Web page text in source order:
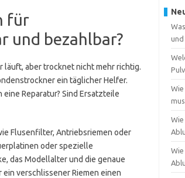
für
und bezahlbar?
läuft, aber trocknet nicht mehr richtig.
ein täglicher Helfer.
Reparatur? Sind Ersatzteile
Flusenfilter, Antriebsriemen oder
oder spezielle
das Modellalter und die genaue
verschlissener Riemen einen